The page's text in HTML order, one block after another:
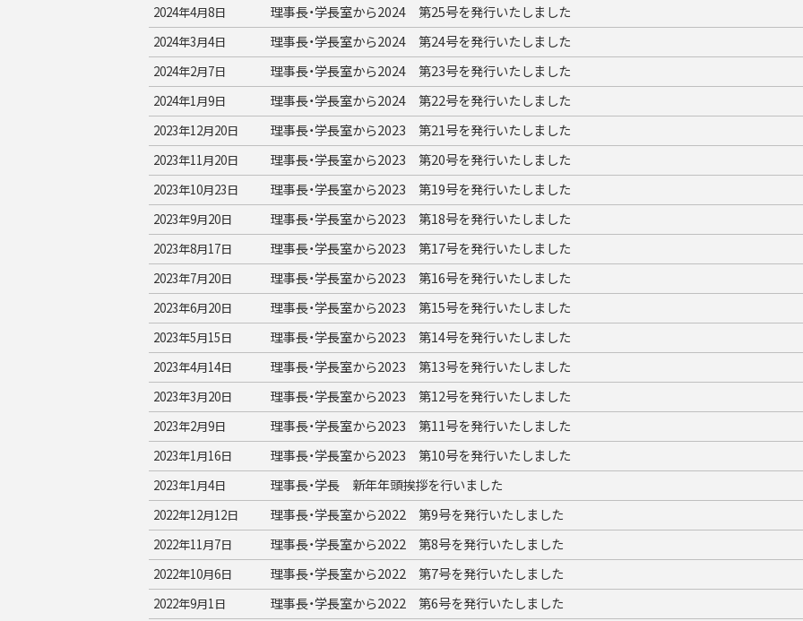
2024年4月8日 理事長・学長室から2024 第25号を発行いたしました
2024年3月4日 理事長・学長室から2024 第24号を発行いたしました
2024年2月7日 理事長・学長室から2024 第23号を発行いたしました
2024年1月9日 理事長・学長室から2024 第22号を発行いたしました
2023年12月20日 理事長・学長室から2023 第21号を発行いたしました
2023年11月20日 理事長・学長室から2023 第20号を発行いたしました
2023年10月23日 理事長・学長室から2023 第19号を発行いたしました
2023年9月20日 理事長・学長室から2023 第18号を発行いたしました
2023年8月17日 理事長・学長室から2023 第17号を発行いたしました
2023年7月20日 理事長・学長室から2023 第16号を発行いたしました
2023年6月20日 理事長・学長室から2023 第15号を発行いたしました
2023年5月15日 理事長・学長室から2023 第14号を発行いたしました
2023年4月14日 理事長・学長室から2023 第13号を発行いたしました
2023年3月20日 理事長・学長室から2023 第12号を発行いたしました
2023年2月9日 理事長・学長室から2023 第11号を発行いたしました
2023年1月16日 理事長・学長室から2023 第10号を発行いたしました
2023年1月4日 理事長・学長 新年年頭挨拶を行いました
2022年12月12日 理事長・学長室から2022 第9号を発行いたしました
2022年11月7日 理事長・学長室から2022 第8号を発行いたしました
2022年10月6日 理事長・学長室から2022 第7号を発行いたしました
2022年9月1日 理事長・学長室から2022 第6号を発行いたしました